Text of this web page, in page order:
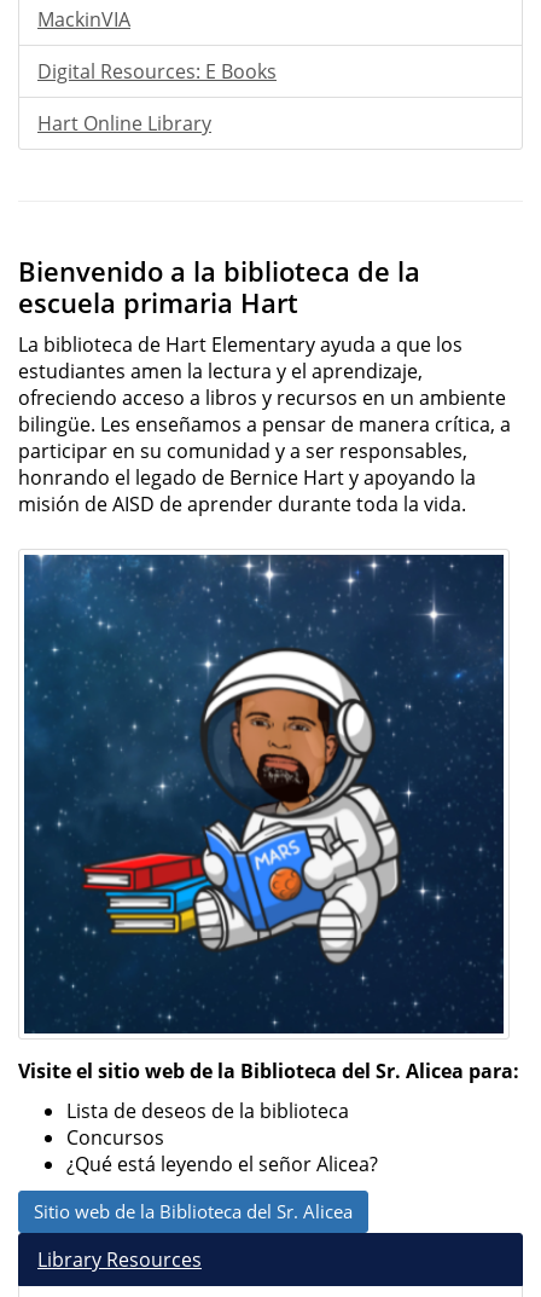
MackinVIA
Digital Resources: E Books
Hart Online Library
Bienvenido a la biblioteca de la
escuela primaria Hart
La biblioteca de Hart Elementary ayuda a que los
estudiantes amen la lectura y el aprendizaje,
ofreciendo acceso a libros y recursos en un ambiente
bilingüe. Les enseñamos a pensar de manera crítica, a
participar en su comunidad y a ser responsables,
honrando el legado de Bernice Hart y apoyando la
misión de AISD de aprender durante toda la vida.
Visite el sitio web de la Biblioteca del Sr. Alicea para:
Lista de deseos de la biblioteca
Concursos
¿Qué está leyendo el señor Alicea?
Sitio web de la Biblioteca del Sr. Alicea
Library Resources